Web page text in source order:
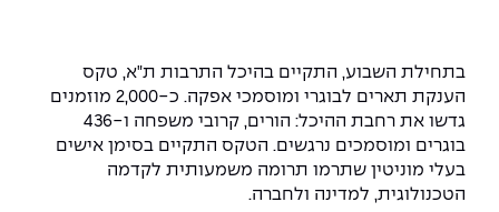
בתחילת השבוע, התקיים בהיכל התרבות ת"א, טקס
הענקת תארים לבוגרי ומוסמכי אפקה. כ-2,000 מוזמנים
גדשו את רחבת ההיכל: הורים, קרובי משפחה ו-436
בוגרים ומוסמכים נרגשים. הטקס התקיים בסימן אישים
בעלי מוניטין שתרמו תרומה משמעותית לקדמה
הטכנולוגית, למדינה ולחברה.
נהלים, תקנונים וחקיקה
הוגנות מגדרית
דו-חוגי בהנדסה ומדעים
תואר שני בהנדסה
דקאנט הסטודנטים
מרכז קריירה
עתודה אקדמית
מסלול ישיר לתואר ראשון
המרכז לאנרגיה מתחדשת ובת קיימא
המרכז למחקר יישומי בעיבוד שפה וקול